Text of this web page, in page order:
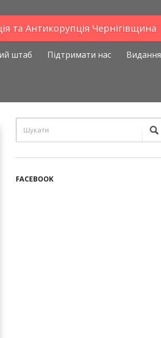
та Антикорупцiя Чернігівщина
штаб Підтримати нас Видання
FACEBOOK